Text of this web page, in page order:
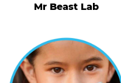
Mr Beast Lab